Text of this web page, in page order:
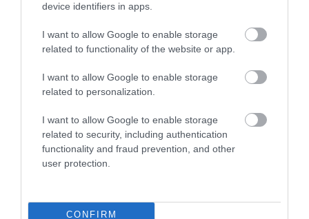
device identifiers in apps.
I want to allow Google to enable storage
related to functionality of the website or app.
I want to allow Google to enable storage
related to personalization.
I want to allow Google to enable storage
related to security, including authentication
functionality and fraud prevention, and other
user protection.
CONFIRM